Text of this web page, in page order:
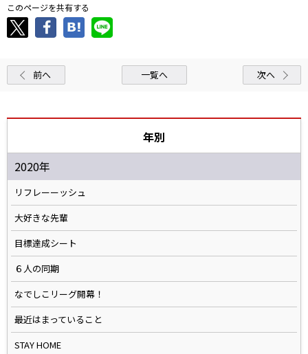
このページを共有する
前へ 一覧へ 次へ
年別
2020年
リフレーーッシュ
大好きな先輩
目標達成シート
６人の同期
なでしこリーグ開幕！
最近はまっていること
STAY HOME